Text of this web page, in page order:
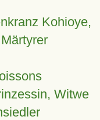
Kohioye,
Witwe